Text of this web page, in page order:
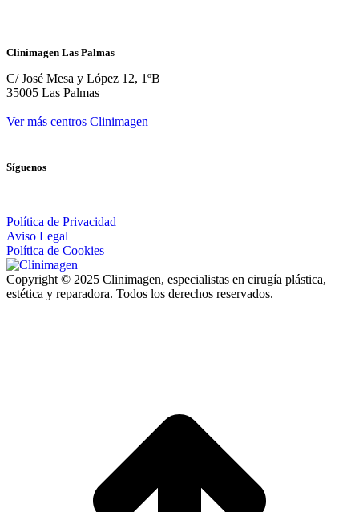
Clinimagen Las Palmas
C/ José Mesa y López 12, 1ºB
35005 Las Palmas
Ver más centros Clinimagen
Síguenos
Política de Privacidad
Aviso Legal
Política de Cookies
Copyright © 2025 Clinimagen, especialistas en cirugía plástica,
estética y reparadora. Todos los derechos reservados.